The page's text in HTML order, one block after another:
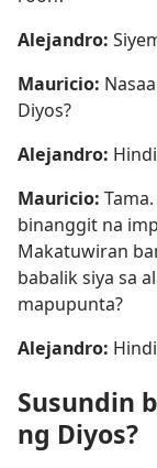
Alejandro:
Mauricio:
Diyos?
Alejandro:
Mauricio:
binanggit na
Makatuwiran
babalik siya sa
mapupunta?
Alejandro:
Susundin
ng Diyos?